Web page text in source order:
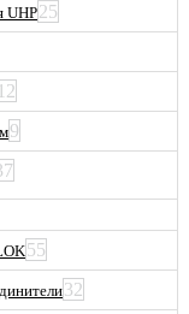
UHP25
12
9
55
32